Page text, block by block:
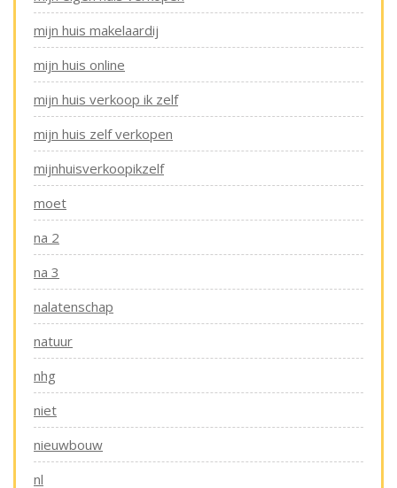
mijn huis makelaardij
mijn huis online
mijn huis verkoop ik zelf
mijn huis zelf verkopen
mijnhuisverkoopikzelf
moet
na 2
na 3
nalatenschap
natuur
nhg
niet
nieuwbouw
nl